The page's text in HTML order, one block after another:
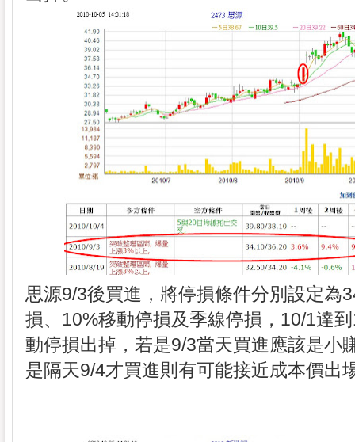
思源9/3後買進，將停損條件分別設定為
損、10%移動停損及季線停損，10/1達
動停損出掉，若是9/3當天買進應該是小
是隔天9/4才買進則有可能接近成本價出